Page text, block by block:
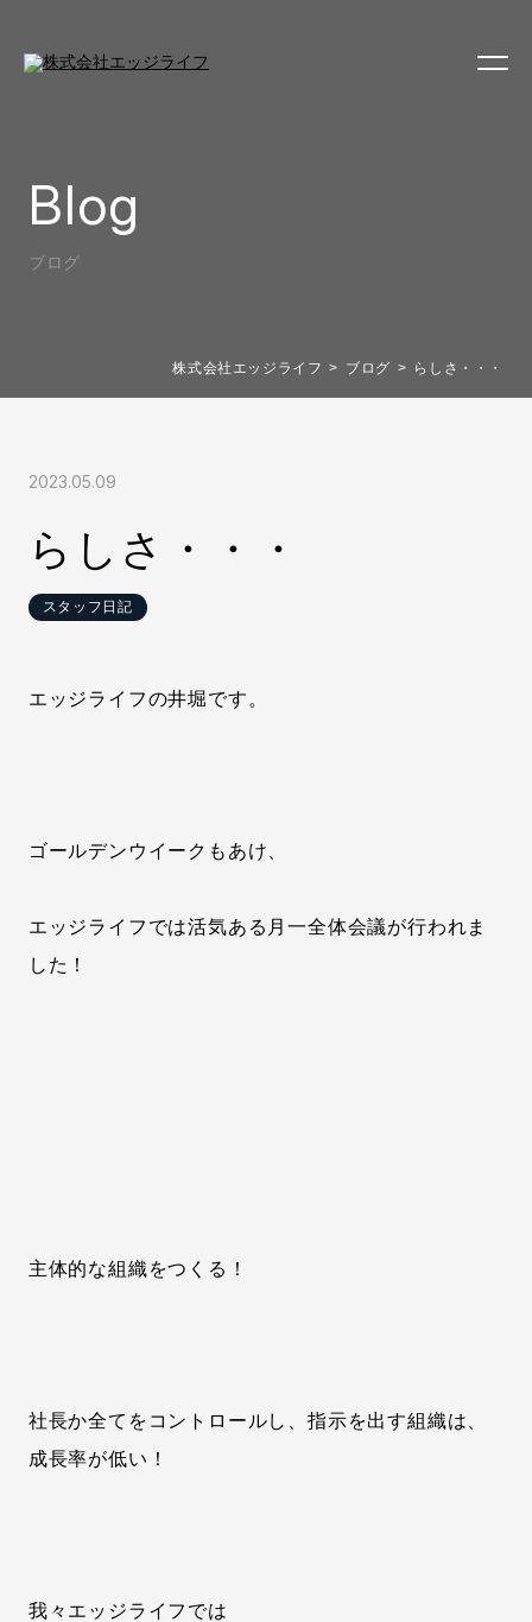
Blog
ブログ
株式会社エッジライフ ブログ らしさ・・・
2023.05.09
らしさ・・・
スタッフ日記
エッジライフの井堀です。
ゴールデンウイークもあけ、
エッジライフでは活気ある月一全体会議が行われま
した！
主体的な組織をつくる！
社長か全てをコントロールし、指示を出す組織は、
成長率が低い！
我々エッジライフでは